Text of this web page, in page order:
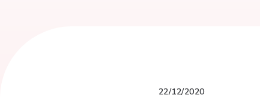
22/12/2020